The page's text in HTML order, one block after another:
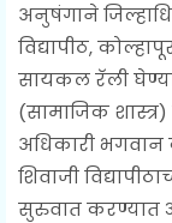
अनुषंगाने
विद्यापीठ,
सायकल रॅली
(सामाजिक
अधिकारी भगवान
शिवाजी
सुरुवात करण्यात